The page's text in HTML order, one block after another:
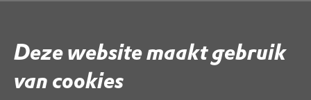
Deze website maakt gebruik
van cookies
Gebruik de onderstaande link om het document te downloaden.
Download ‘ink - b130261 - weegbree 80a zwaag - verzoek